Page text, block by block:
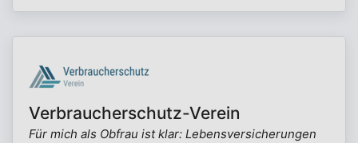
Verbraucherschutz-Verein
Für mich als Obfrau ist klar: Lebensversicherungen